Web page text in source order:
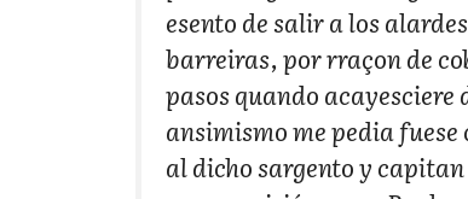
esento de salir a los
barreiras, por rraçon de
pasos quando acayesciere
ansimismo me pedia
al dicho sargento y